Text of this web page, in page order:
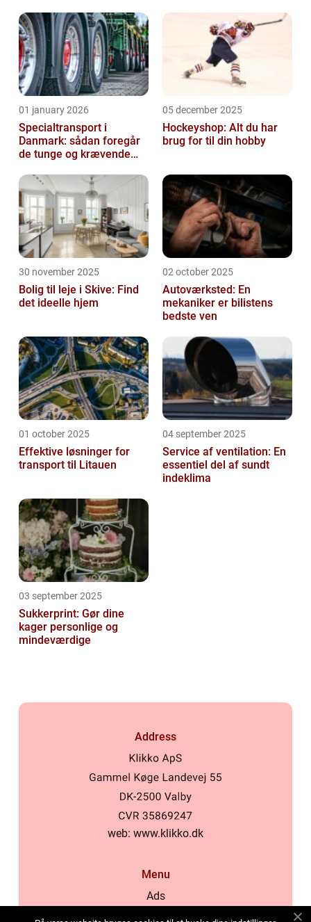
01 january 2026
Specialtransport i
Danmark: sådan foregår
de tunge og krævende
05 december 2025
Hockeyshop: Alt du har
brug for til din hobby
30 november 2025
Bolig til leje i Skive: Find
det ideelle hjem
02 october 2025
Autoværksted: En
mekaniker er bilistens
bedste ven
01 october 2025
Effektive løsninger for
transport til Litauen
04 september 2025
Service af ventilation: En
essentiel del af sundt
indeklima
03 september 2025
Sukkerprint: Gør dine
kager personlige og
mindeværdige
Address
web: www.klikko.dk
Menu
Ads